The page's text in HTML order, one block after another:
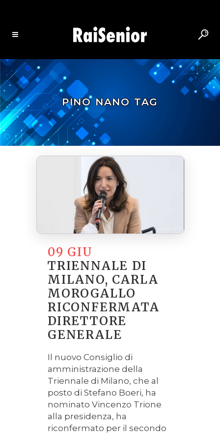
PINO NANO TAG
09 GIU
TRIENNALE DI
MILANO, CARLA
MOROGALLO
RICONFERMATA
DIRETTORE
GENERALE
Il nuovo Consiglio di
amministrazione della
Triennale di Milano, che al
posto di Stefano Boeri, ha
nominato Vincenzo Trione
alla presidenza, ha
riconfermato per il secondo